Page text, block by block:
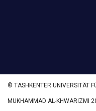
© TASHKENTER UNIVERSITÄT
MUKHAMMAD AL-KHWARIZMI